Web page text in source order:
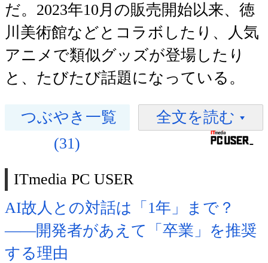
だ。2023年10月の販売開始以来、徳
川美術館などとコラボしたり、人気
アニメで類似グッズが登場したり
と、たびたび話題になっている。
つぶやき一覧
(31)
全文を読む
ITmedia PC USER
AI故人との対話は「1年」まで？
――開発者があえて「卒業」を推奨
する理由